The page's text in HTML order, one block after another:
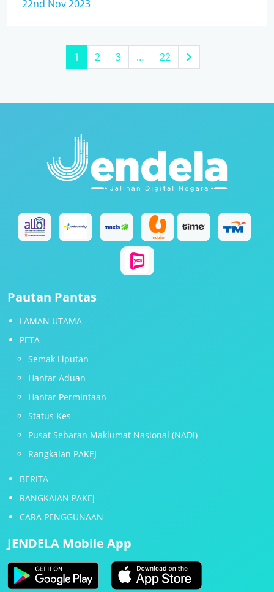
22nd Nov 2023
1 2 3 … 22
Pautan Pantas
LAMAN UTAMA
PETA
Semak Liputan
Hantar Aduan
Hantar Permintaan
Status Kes
Pusat Sebaran Maklumat Nasional (NADI)
Rangkaian PAKEJ
BERITA
RANGKAIAN PAKEJ
CARA PENGGUNAAN
JENDELA Mobile App